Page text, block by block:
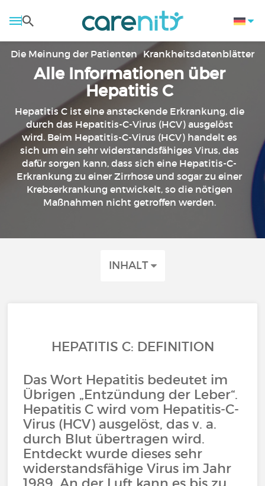
Die Meinung der Patienten Krankheitsdatenblätter
Alle Informationen über
Hepatitis C
Hepatitis C ist eine ansteckende Erkrankung, die
durch das Hepatitis-C-Virus (HCV) ausgelöst
wird. Beim Hepatitis-C-Virus (HCV) handelt es
sich um ein sehr widerstandsfähiges Virus, das
dafür sorgen kann, dass sich eine Hepatitis-C-
Erkrankung zu einer Zirrhose und sogar zu einer
Krebserkrankung entwickelt, so die nötigen
Maßnahmen nicht getroffen werden.
INHALT
HEPATITIS C: DEFINITION
Das Wort Hepatitis bedeutet im
Übrigen „Entzündung der Leber“.
Hepatitis C wird vom Hepatitis-C-
Virus (HCV) ausgelöst, das v. a.
durch Blut übertragen wird.
Entdeckt wurde dieses sehr
widerstandsfähige Virus im Jahr